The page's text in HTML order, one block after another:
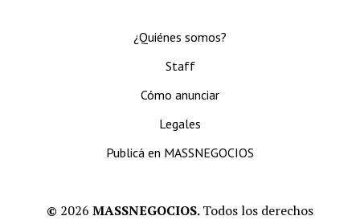
¿Quiénes somos?
Staff
Cómo anunciar
Legales
Publicá en MASSNEGOCIOS
© 2026 MASSNEGOCIOS.Todos los derechos